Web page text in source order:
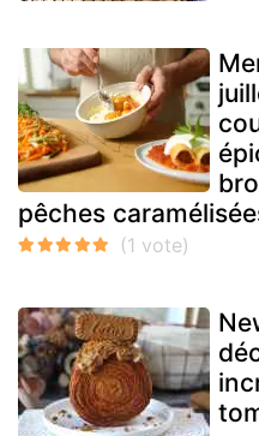
pêches